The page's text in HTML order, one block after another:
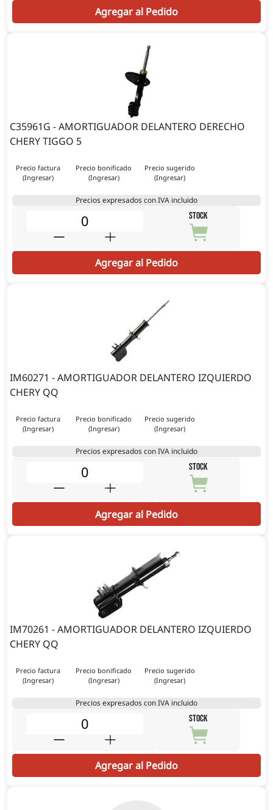
Agregar al Pedido
C35961G - AMORTIGUADOR DELANTERO DERECHO
CHERY TIGGO 5
Precio factura
(Ingresar)
Precio bonificado
(Ingresar)
Precio sugerido
(Ingresar)
Precios expresados con IVA incluido
STOCK
Agregar al Pedido
IM60271 - AMORTIGUADOR DELANTERO IZQUIERDO
CHERY QQ
Precio factura
(Ingresar)
Precio bonificado
(Ingresar)
Precio sugerido
(Ingresar)
Precios expresados con IVA incluido
STOCK
Agregar al Pedido
IM70261 - AMORTIGUADOR DELANTERO IZQUIERDO
CHERY QQ
Precio factura
(Ingresar)
Precio bonificado
(Ingresar)
Precio sugerido
(Ingresar)
Precios expresados con IVA incluido
STOCK
Agregar al Pedido